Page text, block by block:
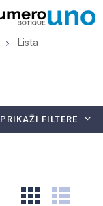
Lista
PRIKAŽI FILTERE